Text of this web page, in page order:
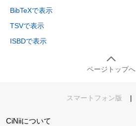
BibTeXで表示
TSVで表示
ISBDで表示
ページトップへ
スマートフォン版 |
CiNiiについて